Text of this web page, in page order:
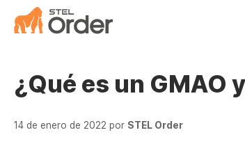
¿Qué es un GMAO
14 de enero de 2022 por STEL Order